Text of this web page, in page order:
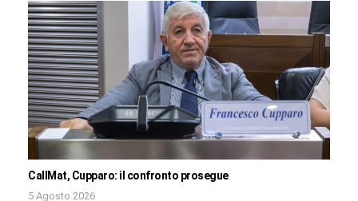
CallMat, Cupparo: il confronto prosegue
5 Agosto 2026